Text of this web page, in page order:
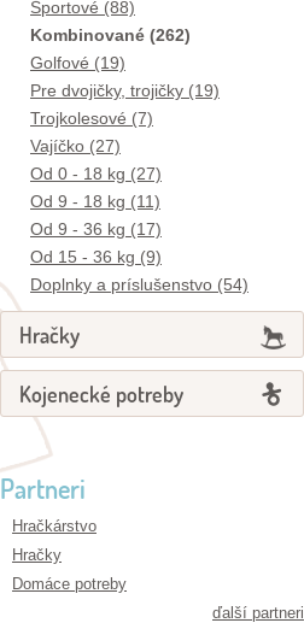
Športové (88)
Kombinované (262)
Golfové (19)
Pre dvojičky, trojičky (19)
Trojkolesové (7)
Vajíčko (27)
Od 0 - 18 kg (27)
Od 9 - 18 kg (11)
Od 9 - 36 kg (17)
Od 15 - 36 kg (9)
Doplnky a príslušenstvo (54)
Hračky
Kojenecké potreby
Partneri
Hračkárstvo
Hračky
Domáce potreby
ďalší partneri